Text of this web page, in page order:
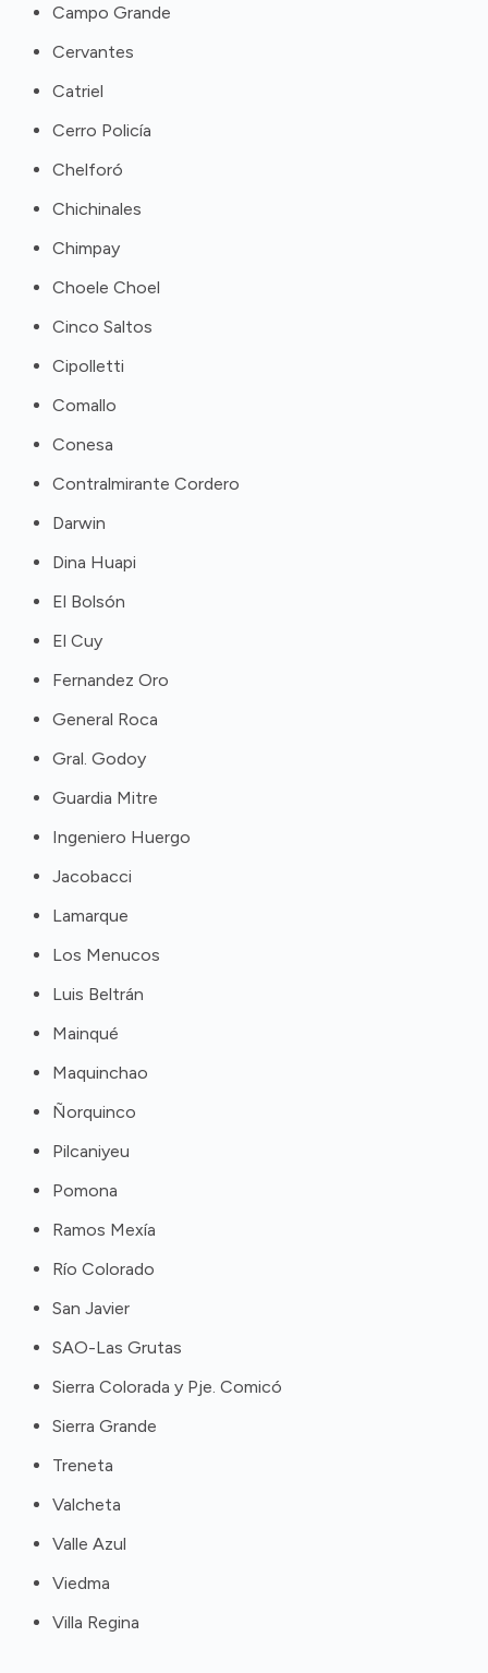
Campo Grande
Cervantes
Catriel
Cerro Policía
Chelforó
Chichinales
Chimpay
Choele Choel
Cinco Saltos
Cipolletti
Comallo
Conesa
Contralmirante Cordero
Darwin
Dina Huapi
El Bolsón
El Cuy
Fernandez Oro
General Roca
Gral. Godoy
Guardia Mitre
Ingeniero Huergo
Jacobacci
Lamarque
Los Menucos
Luis Beltrán
Mainqué
Maquinchao
Ñorquinco
Pilcaniyeu
Pomona
Ramos Mexía
Río Colorado
San Javier
SAO-Las Grutas
Sierra Colorada y Pje. Comicó
Sierra Grande
Treneta
Valcheta
Valle Azul
Viedma
Villa Regina